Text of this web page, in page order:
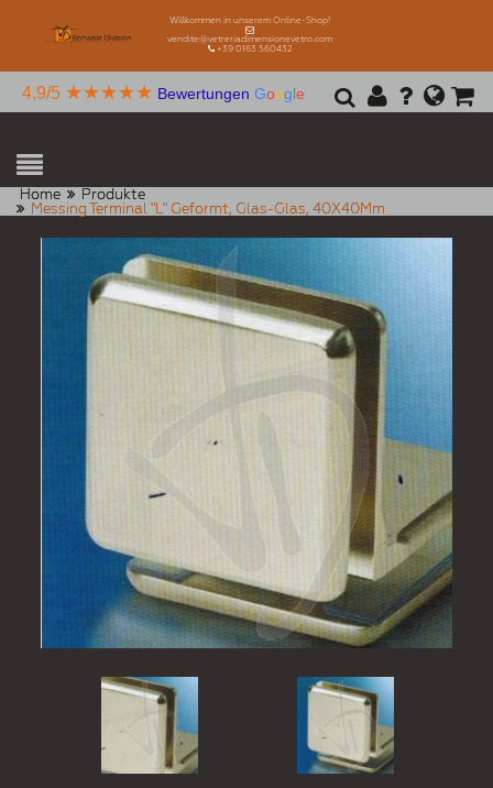
Willkommen in unserem Online-Shop!
vendite@vetreriadimensionevetro.com
+39 0163 560432
4,9/5 ★★★★★ Bewertungen Google
Home
Produkte
Messing Terminal "L" Geformt, Glas-Glas, 40X40Mm